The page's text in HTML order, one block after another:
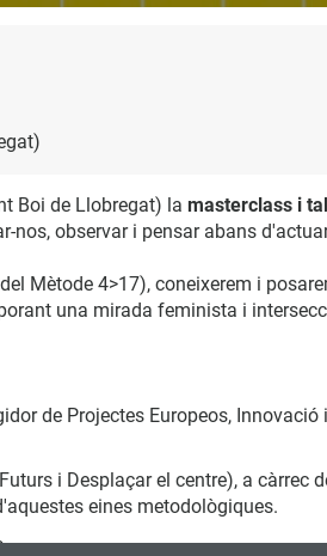
Boi de Llobregat) la masterclass i
nos, observar i pensar abans
Mètode 4>17), coneixerem i
una mirada feminista i
de Projectes Europeos,
i Desplaçar el centre), a càrrec
eines metodològiques.